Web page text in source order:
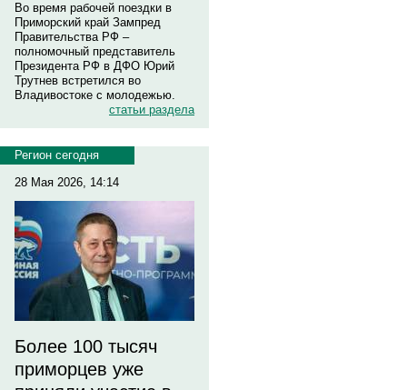
Во время рабочей поездки в
Приморский край Зампред
Правительства РФ –
полномочный представитель
Президента РФ в ДФО Юрий
Трутнев встретился во
Владивостоке с молодежью.
статьи раздела
Регион сегодня
28 Мая 2026, 14:14
Более 100 тысяч
приморцев уже